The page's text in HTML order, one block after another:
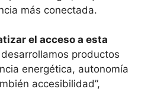
más conectada.
el acceso a esta
productos
energética, autonomía
accesibilidad”,